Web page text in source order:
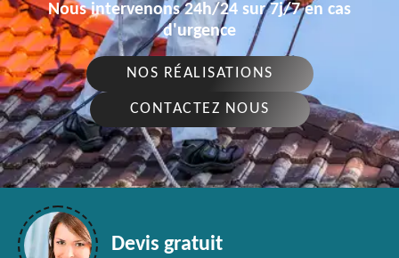
Nous intervenons 24h/24 sur 7j/7 en cas
d'urgence
NOS RÉALISATIONS
CONTACTEZ NOUS
Devis gratuit